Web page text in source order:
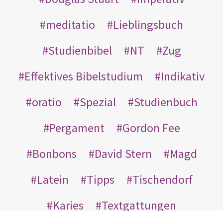
meditatio
Lieblingsbuch
Studienbibel
NT
Zug
Effektives Bibelstudium
Indikativ
oratio
Spezial
Studienbuch
Pergament
Gordon Fee
Bonbons
David Stern
Magd
Latein
Tipps
Tischendorf
Karies
Textgattungen